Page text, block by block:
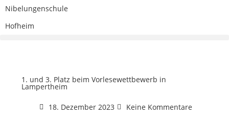
Nibelungenschule
Hofheim
1. und 3. Platz beim Vorlesewettbewerb in
Lampertheim
18. Dezember 2023 Keine Kommentare